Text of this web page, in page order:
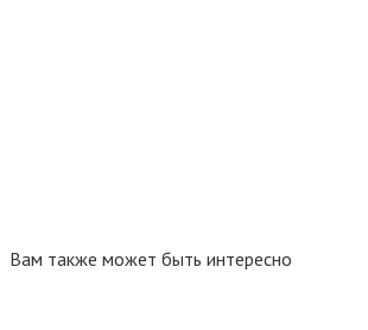
Вам также может быть интересно